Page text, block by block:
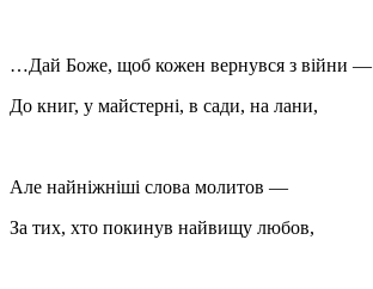
…Дай Боже, щоб кожен вернувся з війни —
До книг, у майстерні, в сади, на лани,
Але найніжніші слова молитов —
За тих, хто покинув найвищу любов,